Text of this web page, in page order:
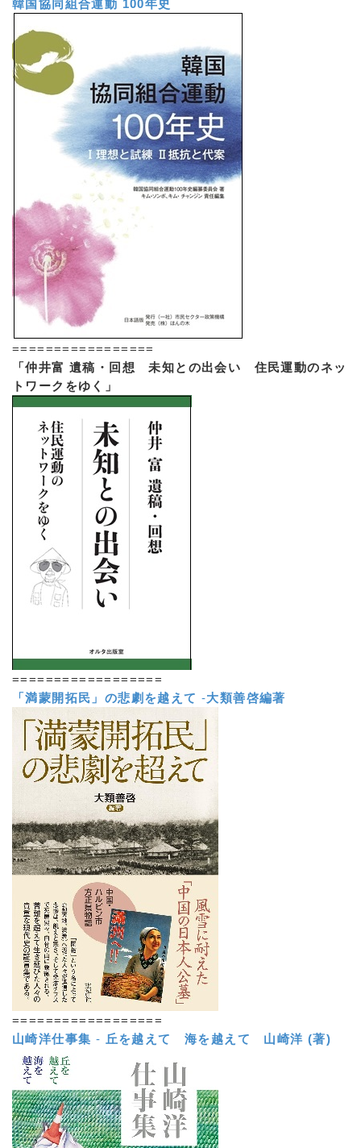
韓国協同組合運動 100年史
=================
「仲井富 遺稿・回想 未知との出会い 住民運動のネッ
トワークをゆく」
==================
「満蒙開拓民」の悲劇を越えて -大類善啓編著
==================
山崎洋仕事集 - 丘を越えて 海を越えて 山崎洋 (著)